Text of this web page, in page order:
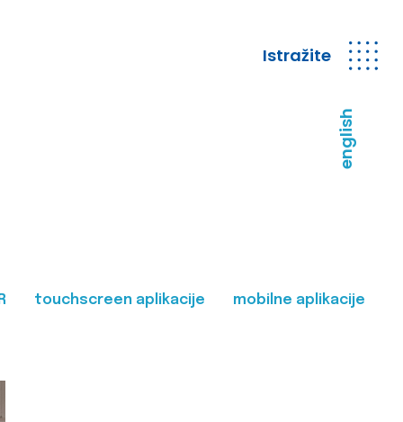
Istražite
english
touchscreen aplikacije mobilne aplikacije